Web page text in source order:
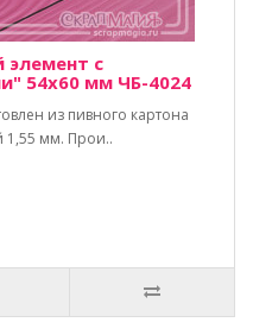
с
54х60 мм ЧБ-4024
из пивного картона
1,55 мм. Прои..